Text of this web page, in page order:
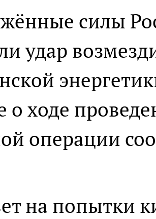
силы
удар
о ходе
операции
на попытки